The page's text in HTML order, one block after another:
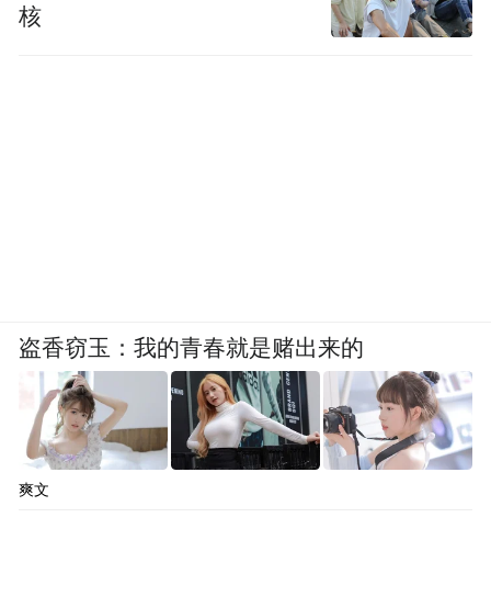
核
盗香窃玉：我的青春就是赌出来的
爽文